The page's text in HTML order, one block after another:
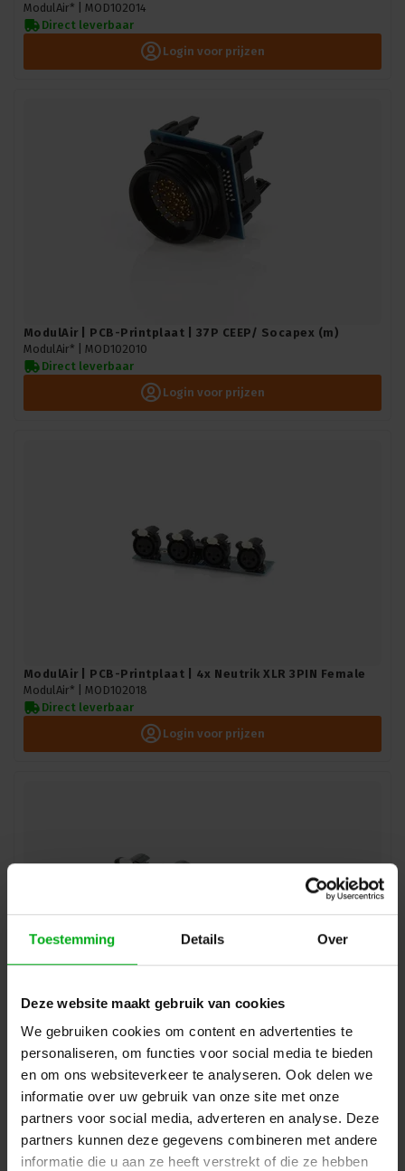
Toestemming Details Over
Deze website maakt gebruik van cookies
We gebruiken cookies om content en advertenties te
personaliseren, om functies voor social media te bieden
en om ons websiteverkeer te analyseren. Ook delen we
informatie over uw gebruik van onze site met onze
partners voor social media, adverteren en analyse. Deze
partners kunnen deze gegevens combineren met andere
informatie die u aan ze heeft verstrekt of die ze hebben
ModulAir* | MOD102014
Direct leverbaar
Login voor prijzen
ModulAir | PCB-Printplaat | 37P CEEP/ Socapex (m)
ModulAir* | MOD102010
Direct leverbaar
Login voor prijzen
ModulAir | PCB-Printplaat | 4x Neutrik XLR 3PIN Female
ModulAir* | MOD102018
Direct leverbaar
Login voor prijzen
ModulAir | MOD102021 | PCB-Printplaat | 4x Neutrik XLR
5PIN Female
ModulAir* | MOD102021
Login voor prijzen